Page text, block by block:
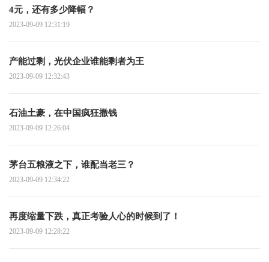
4元，还有多少降幅？
2023-09-09 12:31:19
产能过剩，光伏企业谁能剩者为王
2023-09-09 12:32:43
石油土豪，在中国疯狂撒钱
2023-09-09 12:26:04
茅台五粮液之下，谁配当老三？
2023-09-09 12:34:22
再度缩量下跌，真正考验人心的时候到了！
2023-09-09 12:28:22